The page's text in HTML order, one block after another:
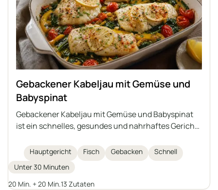
Gebackener Kabeljau mit Gemüse und
Babyspinat
Gebackener Kabeljau mit Gemüse und Babyspinat
ist ein schnelles, gesundes und nahrhaftes Gericht,
Kabeljaufilets werden auf Gemüse mit
aromatischen Gewürzen, Olivenöl und geklärter
Butter gebacken. Eine hervorragende Idee für ein
Hauptgericht für die ganze Familie.
Hauptgericht Fisch Gebacken
Schnell
Unter 30 Minuten
20 Min. + 20 Min.13 Zutaten